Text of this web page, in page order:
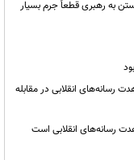
به رهبری قطعاً جرم بسیار
انقلابی در مقابله
رسانه‌های انقلابی است